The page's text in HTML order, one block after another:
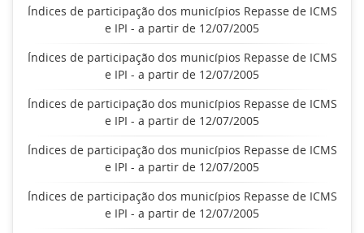
Índices de participação dos municípios Repasse de ICMS
e IPI - a partir de 12/07/2005
Índices de participação dos municípios Repasse de ICMS
e IPI - a partir de 12/07/2005
Índices de participação dos municípios Repasse de ICMS
e IPI - a partir de 12/07/2005
Índices de participação dos municípios Repasse de ICMS
e IPI - a partir de 12/07/2005
Índices de participação dos municípios Repasse de ICMS
e IPI - a partir de 12/07/2005